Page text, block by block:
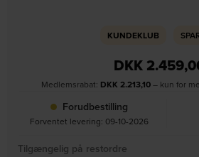
KUNDEKLUB
DKK
Medlemsrabat: DKK 2.213,10– kun for
Forudbestilling
Forventet levering: 09-10-2026
Tilgængelig på restordre